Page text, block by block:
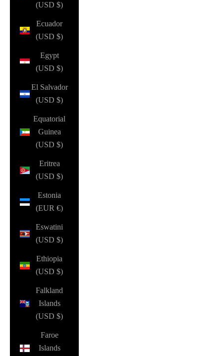
(USD $)
Ecuador
(USD $)
Egypt
(USD $)
El Salvador
(USD $)
Equatorial
Guinea
(USD $)
Eritrea
(USD $)
Estonia
(EUR €)
Eswatini
(USD $)
Ethiopia
(USD $)
Falkland
Islands
(USD $)
Faroe
Islands